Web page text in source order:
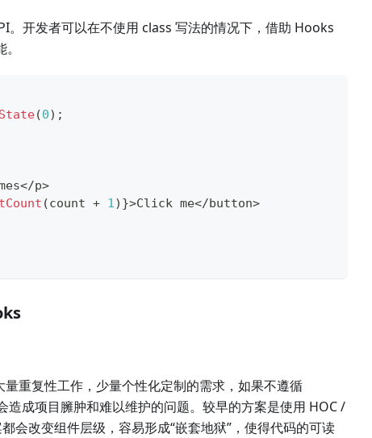
。开发者可以在不使用 class 写法的情况下，借助 Hooks
(0) ;
</p>
(count + 1) }>Click me</button>
重复性工作，少量个性化定制的需求，如果不遵循
成项目臃肿和难以维护的问题。较早的方案是使用 HOC /
会改变组件层级，容易形成“嵌套地狱”，使得代码的可读